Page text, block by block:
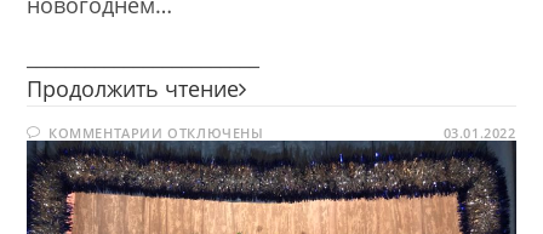
Продолжить чтение Кукольный
«Новогодний
переполох»
КОММЕНТАРИИ К
ЗАПИСИ
КУКОЛЬНЫЙ
СПЕКТАКЛЬ
«НОВОГОДНИЙ
ПЕРЕПОЛОХ»
ОТКЛЮЧЕНЫ 03.01.2022